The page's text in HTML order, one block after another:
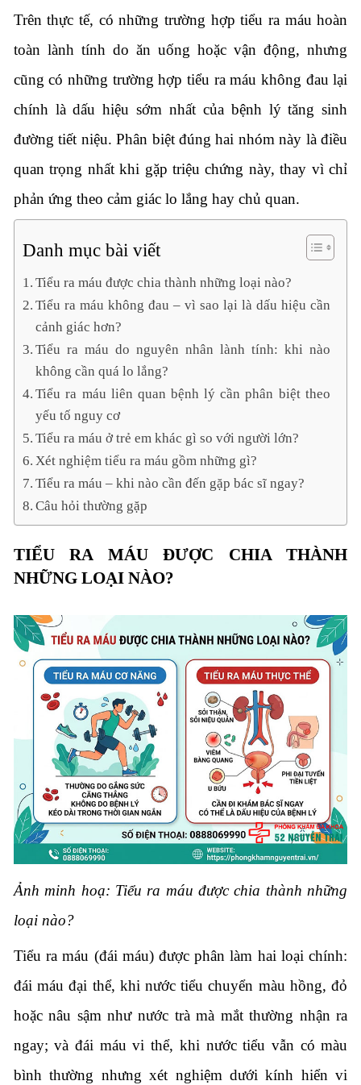
Trên thực tế, có những trường hợp tiểu ra máu hoàn
toàn lành tính do ăn uống hoặc vận động, nhưng
cũng có những trường hợp tiểu ra máu không đau lại
chính là dấu hiệu sớm nhất của bệnh lý tăng sinh
đường tiết niệu. Phân biệt đúng hai nhóm này là điều
quan trọng nhất khi gặp triệu chứng này, thay vì chỉ
phản ứng theo cảm giác lo lắng hay chủ quan.
Danh mục bài viết
Tiểu ra máu được chia thành những loại nào?
Tiểu ra máu không đau – vì sao lại là dấu hiệu cần
cảnh giác hơn?
Tiểu ra máu do nguyên nhân lành tính: khi nào
không cần quá lo lắng?
Tiểu ra máu liên quan bệnh lý cần phân biệt theo
yếu tố nguy cơ
Tiểu ra máu ở trẻ em khác gì so với người lớn?
Xét nghiệm tiểu ra máu gồm những gì?
Tiểu ra máu – khi nào cần đến gặp bác sĩ ngay?
Câu hỏi thường gặp
TIỂU RA MÁU ĐƯỢC CHIA THÀNH
NHỮNG LOẠI NÀO?
Ảnh minh hoạ: Tiểu ra máu được chia thành những
loại nào?
Tiểu ra máu (đái máu) được phân làm hai loại chính:
đái máu đại thể, khi nước tiểu chuyển màu hồng, đỏ
hoặc nâu sậm như nước trà mà mắt thường nhận ra
ngay; và đái máu vi thể, khi nước tiểu vẫn có màu
bình thường nhưng xét nghiệm dưới kính hiển vi